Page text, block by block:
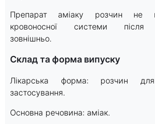
Препарат аміаку розчин не
кровоносної системи після
зовнішньо.
Склад та форма випуску
Лікарська форма: розчин для
застосування.
Основна речовина: аміак.